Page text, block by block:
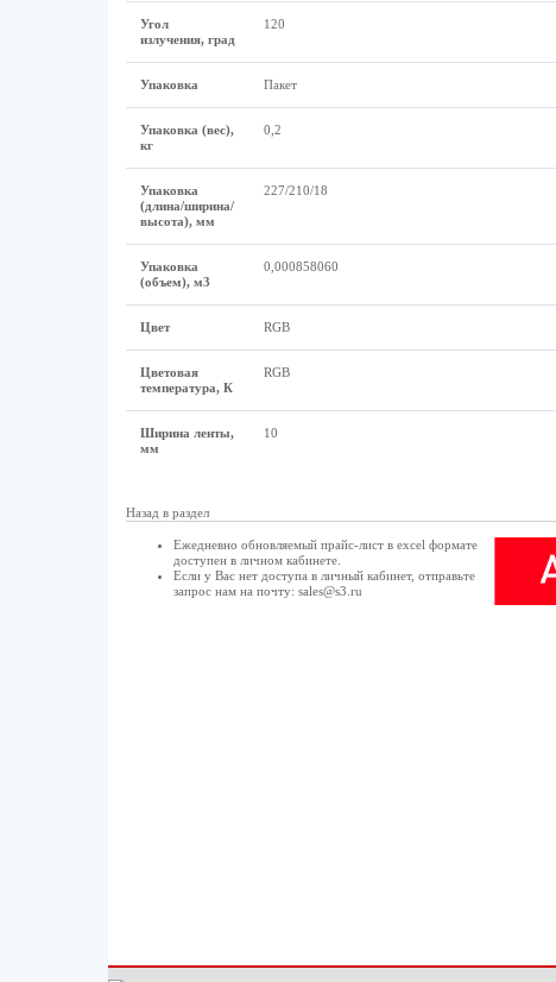
Угол
излучения, град
120
Упаковка Пакет
Упаковка (вес),
кг
0,2
Упаковка
(длина/ширина/
высота), мм
227/210/18
Упаковка
(объем), м3
0,000858060
Цвет RGB
Цветовая
температура, К
RGB
Ширина ленты,
мм
10
Назад в раздел
Ежедневно обновляемый прайс-лист в excel формате
доступен в личном кабинете.
Если у Вас нет доступа в личный кабинет, отправьте
запрос нам на почту: sales@s3.ru